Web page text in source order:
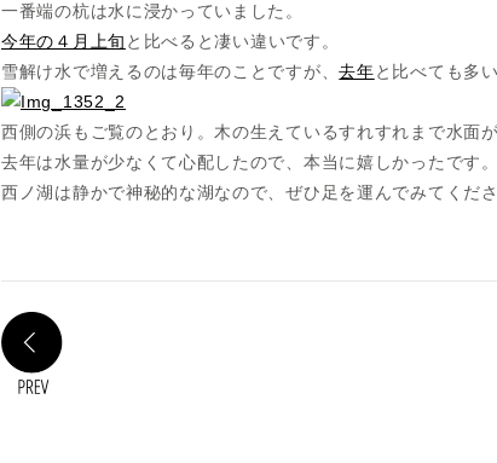
一番端の杭は水に浸かっていました。
今年の４月上旬 と比べると凄い違いです。
雪解け水で増えるのは毎年のことですが、去年と比べても多い
西側の浜もご覧のとおり。木の生えているすれすれまで水面が
去年は水量が少なくて心配したので、本当に嬉しかったです。
西ノ湖は静かで神秘的な湖なので、ぜひ足を運んでみてくださ